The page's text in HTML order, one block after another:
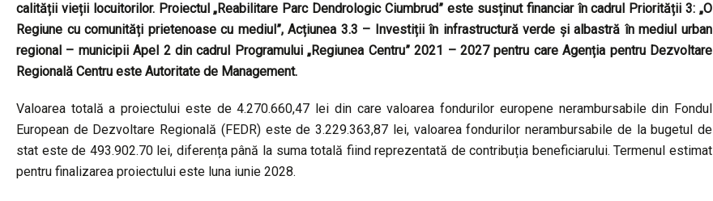
calității vieții locuitorilor. Proiectul „Reabilitare Parc Dendrologic Ciumbrud” este susținut financiar în cadrul Priorității 3: „O
Regiune cu comunități prietenoase cu mediul”, Acțiunea 3.3 – Investiții în infrastructură verde și albastră în mediul urban
regional – municipii Apel 2 din cadrul Programului „Regiunea Centru” 2021 – 2027 pentru care Agenția pentru Dezvoltare
Regională Centru este Autoritate de Management.
Valoarea totală a proiectului este de 4.270.660,47 lei din care valoarea fondurilor europene nerambursabile din Fondul
European de Dezvoltare Regională (FEDR) este de 3.229.363,87 lei, valoarea fondurilor nerambursabile de la bugetul de
stat este de 493.902.70 lei, diferența până la suma totală fiind reprezentată de contribuția beneficiarului. Termenul estimat
pentru finalizarea proiectului este luna iunie 2028.